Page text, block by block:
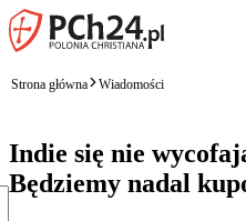
Strona główna Wiadomości
Indie się nie
Będziemy nadal